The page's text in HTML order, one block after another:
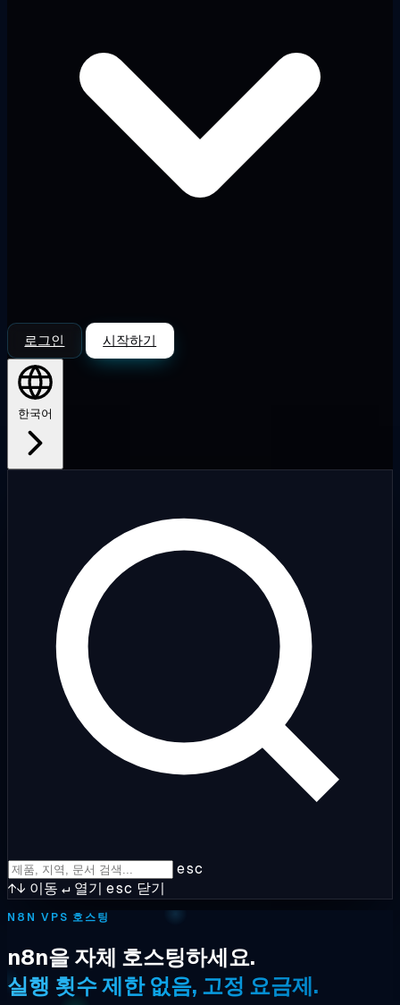
로그인 시작하기
한국어
esc
↑↓ 이동 ↵ 열기 esc 닫기
N8N VPS 호스팅
n8n을 자체 호스팅하세요.
실행 횟수 제한 없음, 고정 요금제.